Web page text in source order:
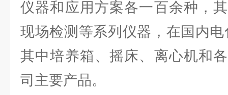
仪器和应用方案各一百余种，
现场检测等系列仪器，在国内
其中培养箱、摇床、离心机和
司主要产品。